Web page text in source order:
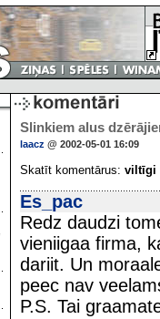
Slinkiem alus
laacz @ 2002-05-01 16:09
Skatīt komentārus: viltīgi
Es_pac
Redz daudzi
vieniigaa firma,
dariit. Un
peec nav
P.S. Tai